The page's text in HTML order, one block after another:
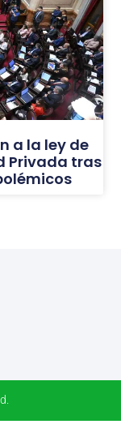
a la ley de
Privada tras